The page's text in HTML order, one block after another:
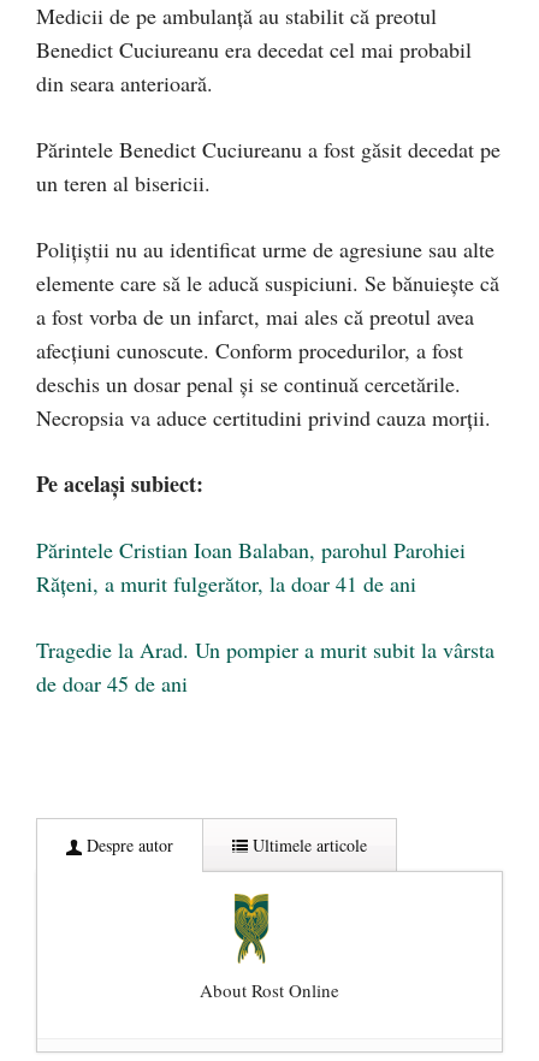
Medicii de pe ambulanță au stabilit că preotul
Benedict Cuciureanu era decedat cel mai probabil
din seara anterioară.
Părintele Benedict Cuciureanu a fost găsit decedat pe
un teren al bisericii.
Polițiștii nu au identificat urme de agresiune sau alte
elemente care să le aducă suspiciuni. Se bănuiește că
a fost vorba de un infarct, mai ales că preotul avea
afecțiuni cunoscute. Conform procedurilor, a fost
deschis un dosar penal și se continuă cercetările.
Necropsia va aduce certitudini privind cauza morții.
Pe același subiect:
Părintele Cristian Ioan Balaban, parohul Parohiei
Rățeni, a murit fulgerător, la doar 41 de ani
Tragedie la Arad. Un pompier a murit subit la vârsta
de doar 45 de ani
Despre autor Ultimele articole
About Rost Online